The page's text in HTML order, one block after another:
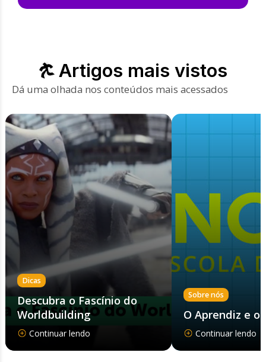
Artigos mais vistos
Dá uma olhada nos conteúdos mais acessados
Dicas
Descubra o Fascínio do
Worldbuilding
Continuar lendo
Sobre nós
O Aprendiz e o
Continuar lendo